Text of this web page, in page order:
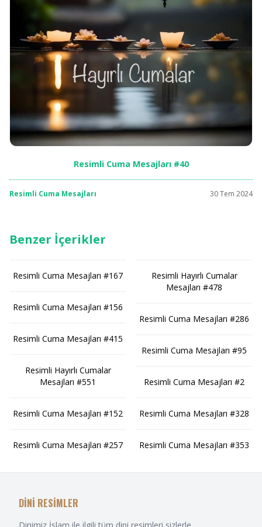
Resimli Cuma Mesajları #40
Resimli Cuma Mesajları 30 Tem 2024
Benzer İçerikler
Resimli Cuma Mesajları #167
Resimli Cuma Mesajları #156
Resimli Cuma Mesajları #415
Resimli Hayırlı Cumalar
Mesajları #551
Resimli Cuma Mesajları #152
Resimli Cuma Mesajları #257
Resimli Hayırlı Cumalar
Mesajları #478
Resimli Cuma Mesajları #286
Resimli Cuma Mesajları #95
Resimli Cuma Mesajları #2
Resimli Cuma Mesajları #328
Resimli Cuma Mesajları #353
DİNİ RESİMLER